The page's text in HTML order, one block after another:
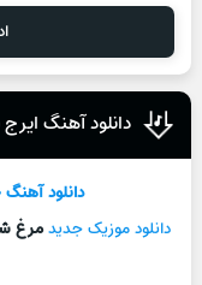
دانلود آهنگ
دانلود
دانلود موزیک جدیدمرغ